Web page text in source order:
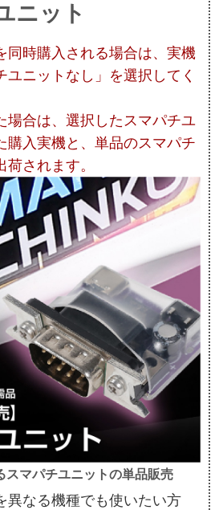
ニット
同時購入される場合は、実機
ユニットなし」を選択してく
場合は、選択したスマパチユ
購入実機と、単品のスマパチ
されます。
スマパチユニットの単品販売
異なる機種でも使いたい方